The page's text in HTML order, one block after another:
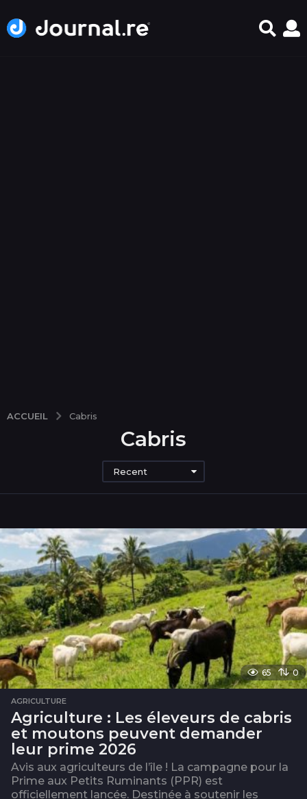
ACCUEIL Cabris
Cabris
Recent
65 0
AGRICULTURE
Agriculture : Les éleveurs de cabris
et moutons peuvent demander
leur prime 2026
Avis aux agriculteurs de l’île ! La campagne pour la
Prime aux Petits Ruminants (PPR) est
officiellement lancée. Destinée à soutenir les